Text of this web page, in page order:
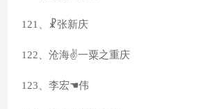
121、☧张新庆
122、沧海✌一粟之重庆
123、李宏☚伟